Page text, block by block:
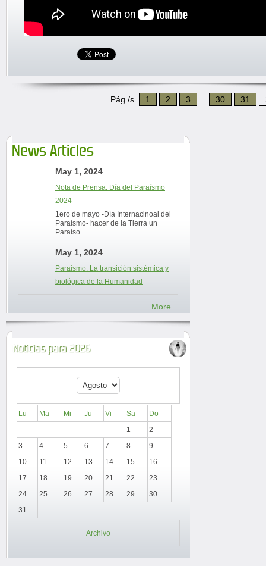
Pág./s 1 2 3 30 31
News Articles
May 1, 2024
Nota de Prensa: Día del Paraísmo
2024
1ero de mayo -Día Internacinoal del
Paraísmo- hacer de la Tierra un
Paraíso
May 1, 2024
Paraísmo: La transición sistémica y
biológica de la Humanidad
More...
Noticias para 2026
Lu Ma Mi Ju Vi Sa
Do
1
2
3
4 5 6 7 8
9
10
11 12 13 14 15
16
17
18 19 20 21 22
23
24
25 26 27 28 29
30
31
Archivo